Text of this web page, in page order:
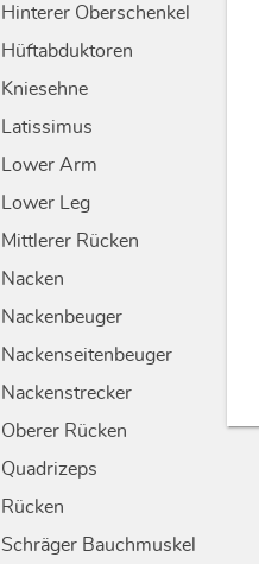
Hinterer Oberschenkel
Hüftabduktoren
Kniesehne
Latissimus
Lower Arm
Lower Leg
Mittlerer Rücken
Nacken
Nackenbeuger
Nackenseitenbeuger
Nackenstrecker
Oberer Rücken
Quadrizeps
Rücken
Schräger Bauchmuskel